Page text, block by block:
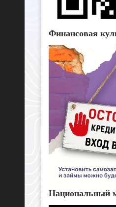
Финансовая
Национальный